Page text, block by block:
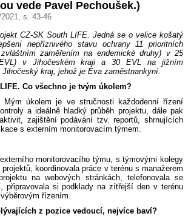
vede Pavel Pechoušek.)
s. 43-46
CZ-SK South LIFE. Jedná se o velice košatý
nepříznivého stavu ochrany 11 prioritních
zaměřením na endemické druhy) v 25
v Jihočeském kraji a 30 EVL na jižním
kraj, jehož je Eva zaměstnankyní.
Co všechno je tvým úkolem?
úkolem je ve stručnosti každodenní řízení
a ideálně hladký průběh projektu, dále pak
zajištění podávání tzv. reportů, shrnujících
s externím monitorovacím týmem.
monitorovacího týmu, s týmovými kolegy
koordinovala práce v terénu s manažerem
na webových stránkách, telefonovala se
připravovala si podklady na zítřejší den v terénu
řízením.
z pozice vedoucí, nejvíce baví?